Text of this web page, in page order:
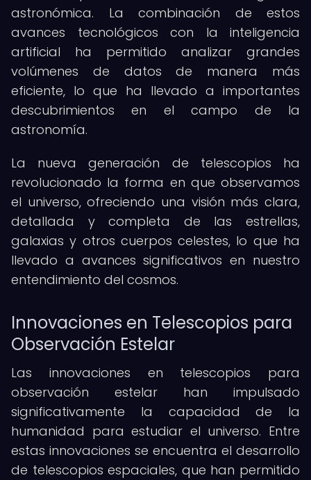
astronómica. La combinación de estos
avances tecnológicos con la inteligencia
artificial ha permitido analizar grandes
volúmenes de datos de manera más
eficiente, lo que ha llevado a importantes
descubrimientos en el campo de la
astronomía.
La nueva generación de telescopios ha
revolucionado la forma en que observamos
el universo, ofreciendo una visión más clara,
detallada y completa de las estrellas,
galaxias y otros cuerpos celestes, lo que ha
llevado a avances significativos en nuestro
entendimiento del cosmos.
Innovaciones en Telescopios para
Observación Estelar
Las innovaciones en telescopios para
observación estelar han impulsado
significativamente la capacidad de la
humanidad para estudiar el universo. Entre
estas innovaciones se encuentra el desarrollo
de telescopios espaciales, que han permitido